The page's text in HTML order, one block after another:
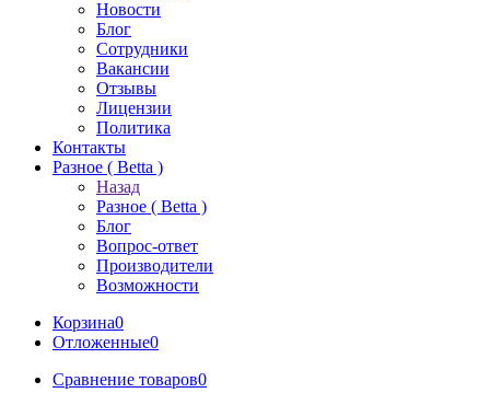
Новости
Блог
Сотрудники
Вакансии
Отзывы
Лицензии
Политика
Контакты
Разное ( Betta )
Назад
Разное ( Betta )
Блог
Вопрос-ответ
Производители
Возможности
Корзина0
Отложенные0
Сравнение товаров0